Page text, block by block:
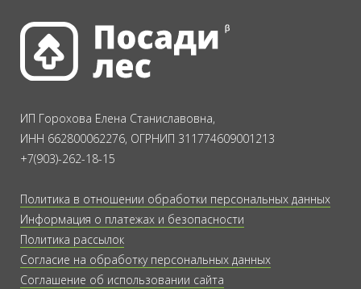
ИП Горохова Елена Станиславовна,
ИНН 662800062276, ОГРНИП 311774609001213
+7(903)-262-18-15
Политика в отношении обработки персональных данных
Информация о платежах и безопасности
Политика рассылок
Согласие на обработку персональных данных
Соглашение об использовании сайта